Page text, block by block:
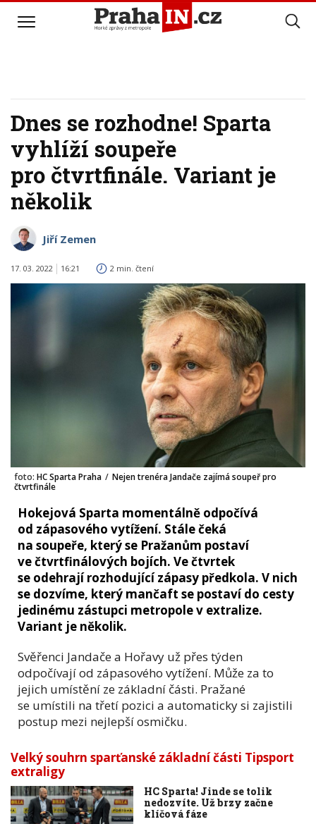
Dnes se rozhodne! Sparta
vyhlíží soupeře
pro čtvrtfinále. Variant je
několik
Jiří Zemen
17. 03. 2022 16:21 2 min. čtení
foto: HC Sparta Praha / Nejen trenéra Jandače zajímá soupeř pro
čtvrtfinále
Hokejová Sparta momentálně odpočívá
od zápasového vytížení. Stále čeká
na soupeře, který se Pražanům postaví
ve čtvrtfinálových bojích. Ve čtvrtek
se odehrají rozhodující zápasy předkola. V nich
se dozvíme, který mančaft se postaví do cesty
jedinému zástupci metropole v extralize.
Variant je několik.
Svěřenci Jandače a Hořavy už přes týden
odpočívají od zápasového vytížení. Může za to
jejich umístění ze základní části. Pražané
se umístili na třetí pozici a automaticky si zajistili
postup mezi nejlepší osmičku.
Velký souhrn sparťanské základní části Tipsport
extraligy
HC Sparta! Jinde se tolik
nedozvíte. Už brzy začne
klíčová fáze